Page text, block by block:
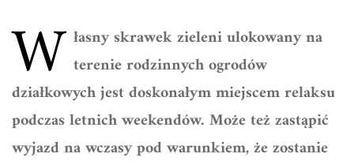
W łasny skrawek zieleni ulokowany na
terenie rodzinnych ogrodów
działkowych jest doskonałym miejscem relaksu
podczas letnich weekendów. Może też zastąpić
wyjazd na wczasy pod warunkiem, że zostanie